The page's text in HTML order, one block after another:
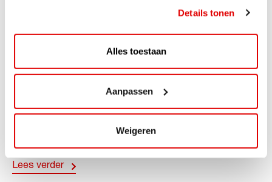
Details tonen
Alles toestaan
Aanpassen
Weigeren
ACTIE
ViaAVIA Super Deal: 20% korting bij
ViaLuxury Hotels
ViaAVIA Super Deal: €25 korting bij ViaLuxury Hotels
Toe aan een ontspannen nachtje...
Lees verder